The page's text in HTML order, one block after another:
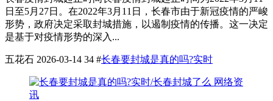
日至5月27日。在2022年3月11日，长春市由于新冠疫情的严峻
形势，政府决定采取封城措施，以遏制疫情的传播。这一决定
是基于对疫情形势的深入...
五花石 2026-03-14 34 #长春要封城是真的吗?实时
网络资
讯